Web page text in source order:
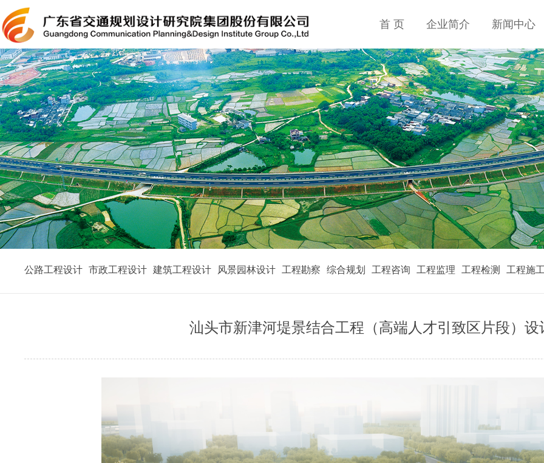
首 页 企业简介 新闻中心
公路工程设计 市政工程设计 建筑工程设计 风景园林设计 工程勘察 综合规划 工程咨询 工程监理 工程检测 工程施
汕头市新津河堤景结合工程（高端人才引致区片段）设